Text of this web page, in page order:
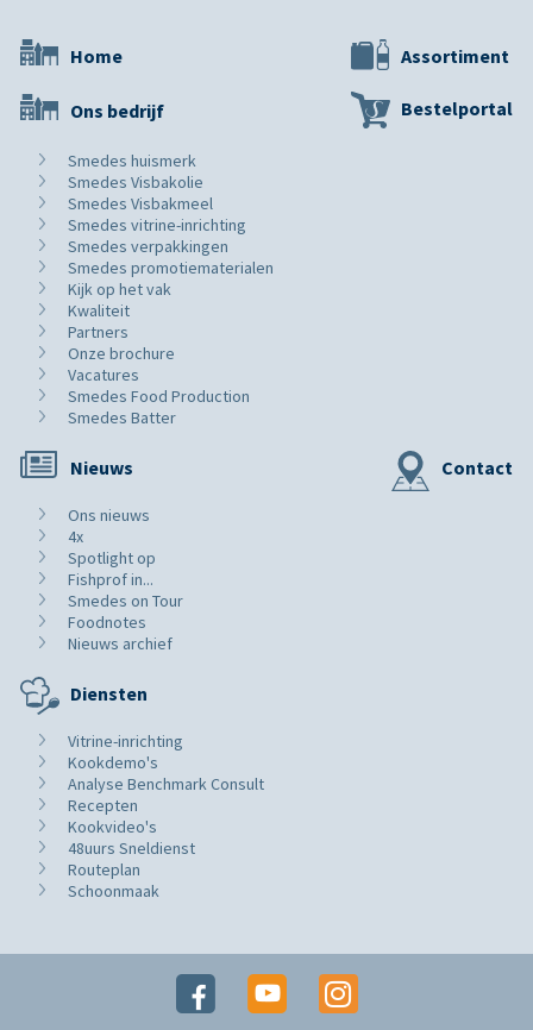
Home
Ons bedrijf
Smedes huismerk
Smedes Visbakolie
Smedes Visbakmeel
Smedes vitrine-inrichting
Smedes verpakkingen
Smedes promotiematerialen
Kijk op het vak
Kwaliteit
Partners
Onze brochure
Vacatures
Smedes Food Production
Smedes Batter
Assortiment
Bestelportal
Nieuws
Ons nieuws
4x
Spotlight op
Fishprof in...
Smedes on Tour
Foodnotes
Nieuws archief
Diensten
Vitrine-inrichting
Kookdemo's
Analyse Benchmark Consult
Recepten
Kookvideo's
48uurs Sneldienst
Routeplan
Schoonmaak
Contact